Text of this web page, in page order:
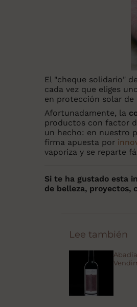
El "cheque solidario"
cada vez que eliges
en protección solar de
Afortunadamente, la
productos con factor
un hecho: en nuestro
firma apuesta por
vaporiza y se reparte
Si te ha gustado esta
de belleza, proyectos,
Lee también